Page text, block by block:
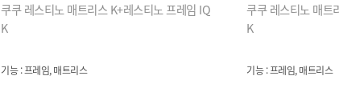
쿠쿠 레스티노 매트리스 K+레스티노 프레임 IQ
K
기능 : 프레임, 매트리스
쿠쿠 레스티노 매트
K
기능 : 프레임, 매트리스